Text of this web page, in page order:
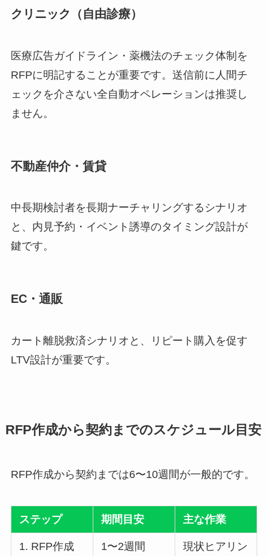
クリニック（自由診療）
医療広告ガイドライン・薬機法のチェック体制を
RFPに明記することが重要です。送信前に人間チ
ェックを介さない全自動オペレーションは推奨し
ません。
不動産仲介・賃貸
中長期検討者を長期ナーチャリングするシナリオ
と、内見予約・イベント誘導のタイミング設計が
鍵です。
EC・通販
カート離脱救済シナリオと、リピート購入を促す
LTV設計が重要です。
RFP作成から契約までのスケジュール目安
RFP作成から契約までは6〜10週間が一般的です。
ステップ 期間目安 主な作業
1. RFP作成 1〜2週間
現状ヒアリン